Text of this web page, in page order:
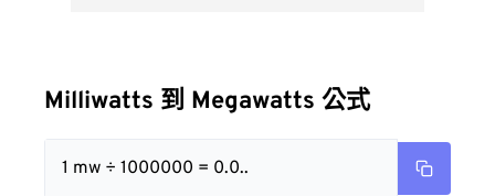
Milliwatts 到 Megawatts 公式
1 mw ÷ 1000000 = 0.0..